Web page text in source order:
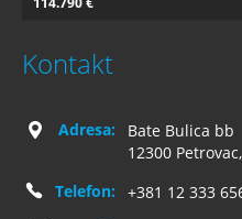
Kontakt
Adresa:
Bate Bulica bb
12300
Telefon:
+381 12 333